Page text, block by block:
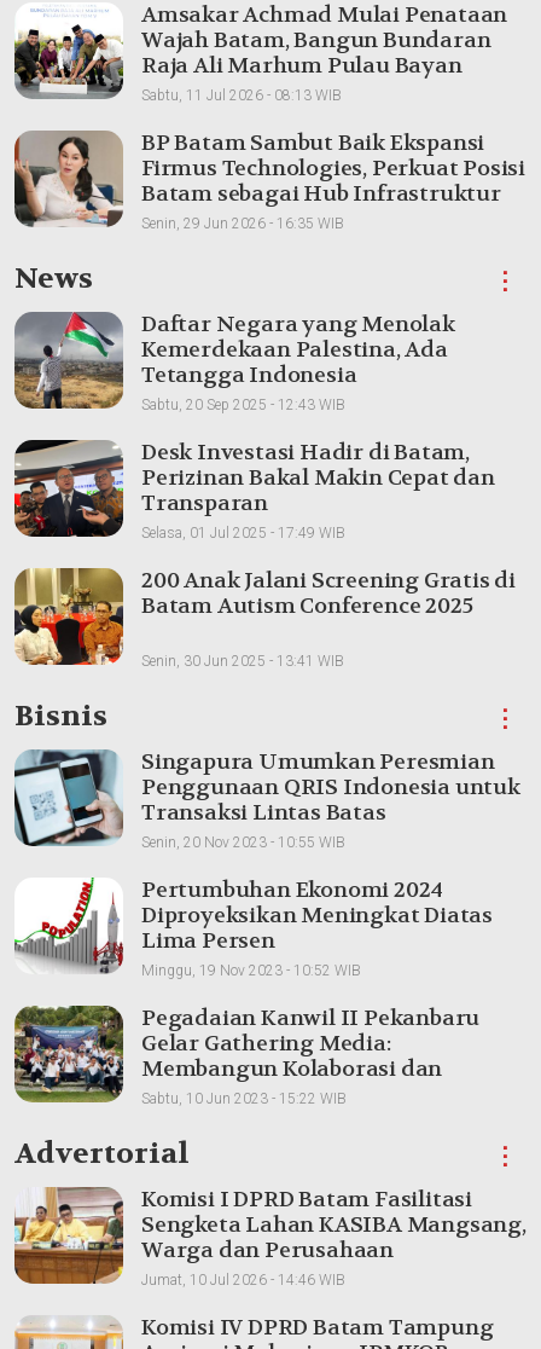
Amsakar Achmad Mulai Penataan
Wajah Batam, Bangun Bundaran
Raja Ali Marhum Pulau Bayan
Sabtu, 11 Jul 2026 - 08:13 WIB
BP Batam Sambut Baik Ekspansi
Firmus Technologies, Perkuat Posisi
Batam sebagai Hub Infrastruktur
AI Regional
Senin, 29 Jun 2026 - 16:35 WIB
News ⋮
Daftar Negara yang Menolak
Kemerdekaan Palestina, Ada
Tetangga Indonesia
Sabtu, 20 Sep 2025 - 12:43 WIB
Desk Investasi Hadir di Batam,
Perizinan Bakal Makin Cepat dan
Transparan
Selasa, 01 Jul 2025 - 17:49 WIB
200 Anak Jalani Screening Gratis di
Batam Autism Conference 2025
Senin, 30 Jun 2025 - 13:41 WIB
Bisnis ⋮
Singapura Umumkan Peresmian
Penggunaan QRIS Indonesia untuk
Transaksi Lintas Batas
Senin, 20 Nov 2023 - 10:55 WIB
Pertumbuhan Ekonomi 2024
Diproyeksikan Meningkat Diatas
Lima Persen
Minggu, 19 Nov 2023 - 10:52 WIB
Pegadaian Kanwil II Pekanbaru
Gelar Gathering Media:
Membangun Kolaborasi dan
Meningkatkan Pemahaman Produk
Sabtu, 10 Jun 2023 - 15:22 WIB
Advertorial ⋮
Komisi I DPRD Batam Fasilitasi
Sengketa Lahan KASIBA Mangsang,
Warga dan Perusahaan
Dipertemukan
Jumat, 10 Jul 2026 - 14:46 WIB
Komisi IV DPRD Batam Tampung